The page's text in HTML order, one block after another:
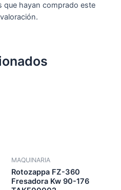
que hayan comprado este
MAQUINARIA
Rotozappa FZ-360
Fresadora Kw 90-176